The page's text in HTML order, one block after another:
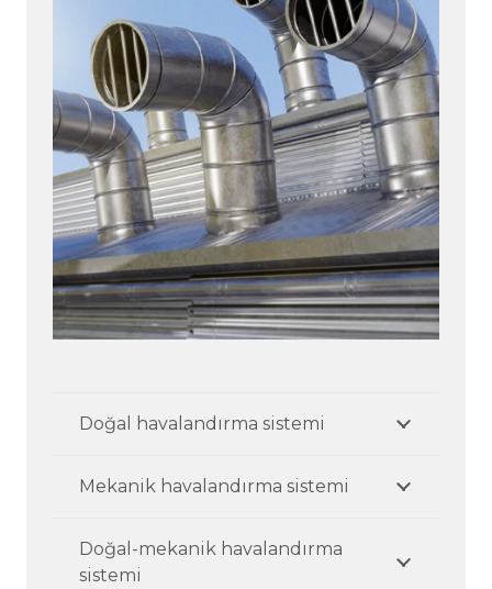
Doğal havalandırma sistemi
Mekanik havalandırma sistemi
Doğal-mekanik havalandırma
sistemi